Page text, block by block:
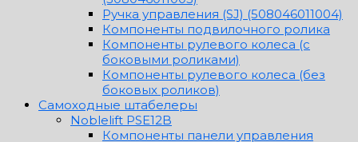
Ручка управления (SJ) (508046011004)
Компоненты подвилочного ролика
Компоненты рулевого колеса (с
боковыми роликами)
Компоненты рулевого колеса (без
боковых роликов)
Самоходные штабелеры
Noblelift PSE12B
Компоненты панели управления